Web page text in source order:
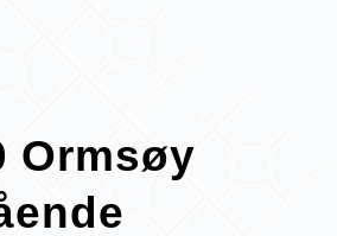
Ormsøy